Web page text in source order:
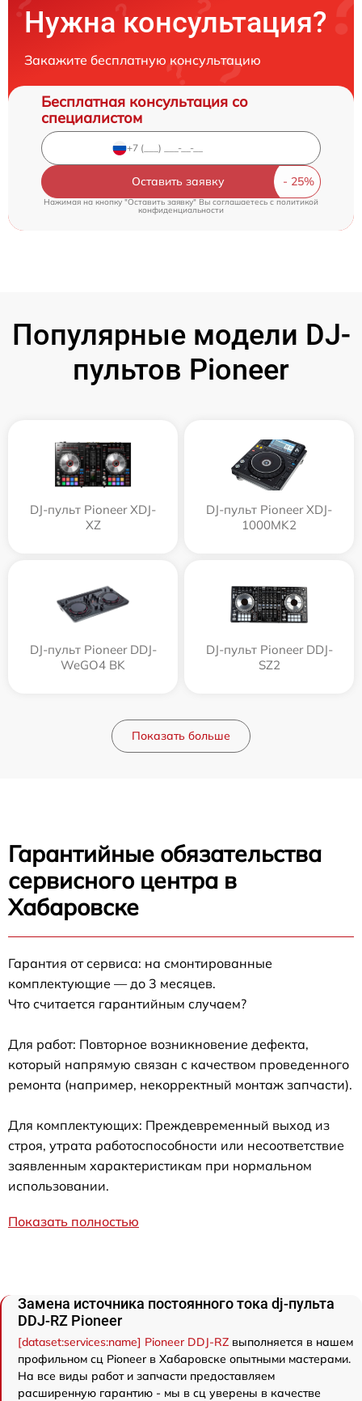
Нужна консультация?
Закажите бесплатную консультацию
Бесплатная консультация со
специалистом
Оставить заявку
Нажимая на кнопку "Оставить заявку" Вы соглашаетесь cполитикой
конфиденциальности
Популярные модели DJ-
пультов Pioneer
DJ-пульт Pioneer XDJ-
XZ
DJ-пульт Pioneer XDJ-
1000MK2
DJ-пульт Pioneer DDJ-
WeGO4 BK
DJ-пульт Pioneer DDJ-
SZ2
Показать больше
Гарантийные обязательства
сервисного центра в
Хабаровске
Гарантия от сервиса: на смонтированные
комплектующие — до 3 месяцев.
Что считается гарантийным случаем?
Для работ: Повторное возникновение дефекта,
который напрямую связан с качеством проведенного
ремонта (например, некорректный монтаж запчасти).
Для комплектующих: Преждевременный выход из
строя, утрата работоспособности или несоответствие
заявленным характеристикам при нормальном
использовании.
Показать полностью
Замена источника постоянного тока dj-пульта
DDJ-RZ Pioneer
[dataset:services:name] Pioneer DDJ-RZ выполняется в нашем
профильном сц Pioneer в Хабаровске опытными мастерами.
На все виды работ и запчасти предоставляем
расширенную гарантию - мы в сц уверены в качестве